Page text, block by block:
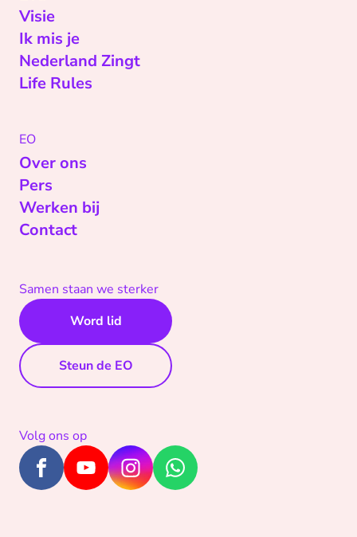
Visie
Ik mis je
Nederland Zingt
Life Rules
EO
Over ons
Pers
Werken bij
Contact
Samen staan we sterker
Word lid
Steun de EO
Volg ons op